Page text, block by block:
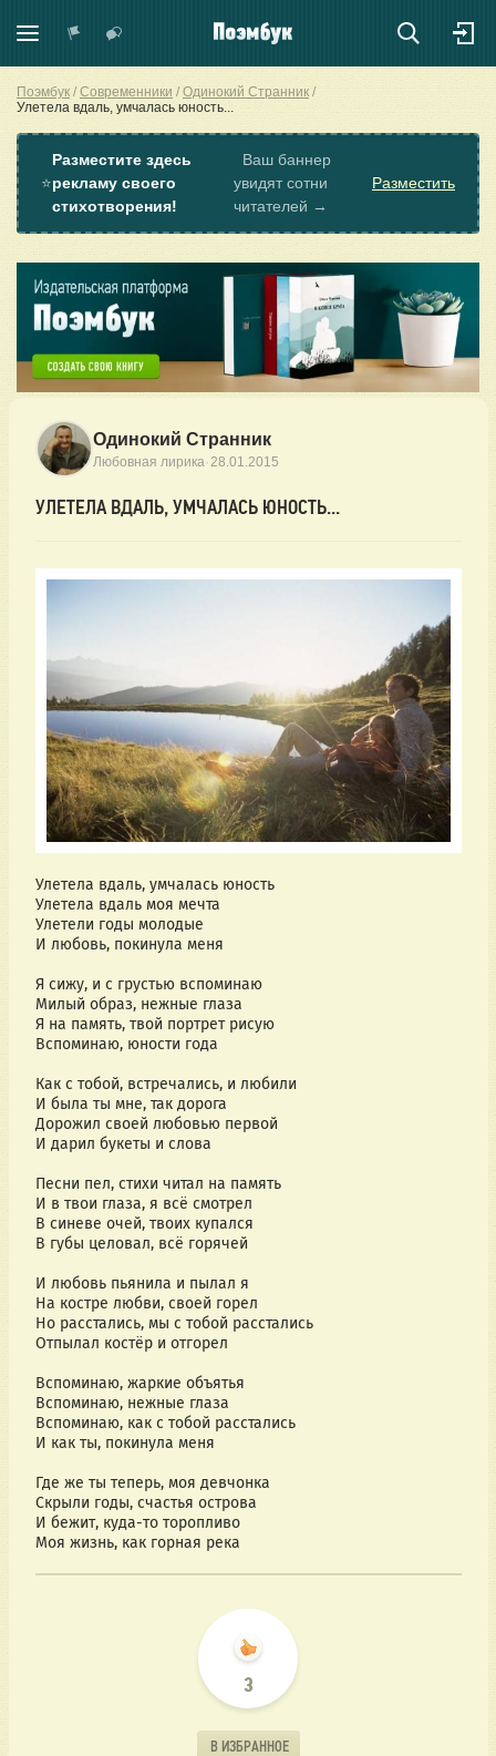
Поэмбук Современники
Одинокий Странник
Улетела вдаль, умчалась юность...
⭐
Разместите здесь
рекламу своего
стихотворения!
Ваш баннер
увидят сотни
читателей →
Разместить
Одинокий Странник
Любовная лирика·28.01.2015
УЛЕТЕЛА ВДАЛЬ, УМЧАЛАСЬ ЮНОСТЬ...
Улетела вдаль, умчалась юность
Улетела вдаль моя мечта
Улетели годы молодые
И любовь, покинула меня
Я сижу, и с грустью вспоминаю
Милый образ, нежные глаза
Я на память, твой портрет рисую
Вспоминаю, юности года
Как с тобой, встречались, и любили
И была ты мне, так дорога
Дорожил своей любовью первой
И дарил букеты и слова
Песни пел, стихи читал на память
И в твои глаза, я всё смотрел
В синеве очей, твоих купался
В губы целовал, всё горячей
И любовь пьянила и пылал я
На костре любви, своей горел
Но расстались, мы с тобой расстались
Отпылал костёр и отгорел
Вспоминаю, жаркие объятья
Вспоминаю, нежные глаза
Вспоминаю, как с тобой расстались
И как ты, покинула меня
Где же ты теперь, моя девчонка
Скрыли годы, счастья острова
И бежит, куда-то торопливо
Моя жизнь, как горная река
3
В ИЗБРАННОЕ